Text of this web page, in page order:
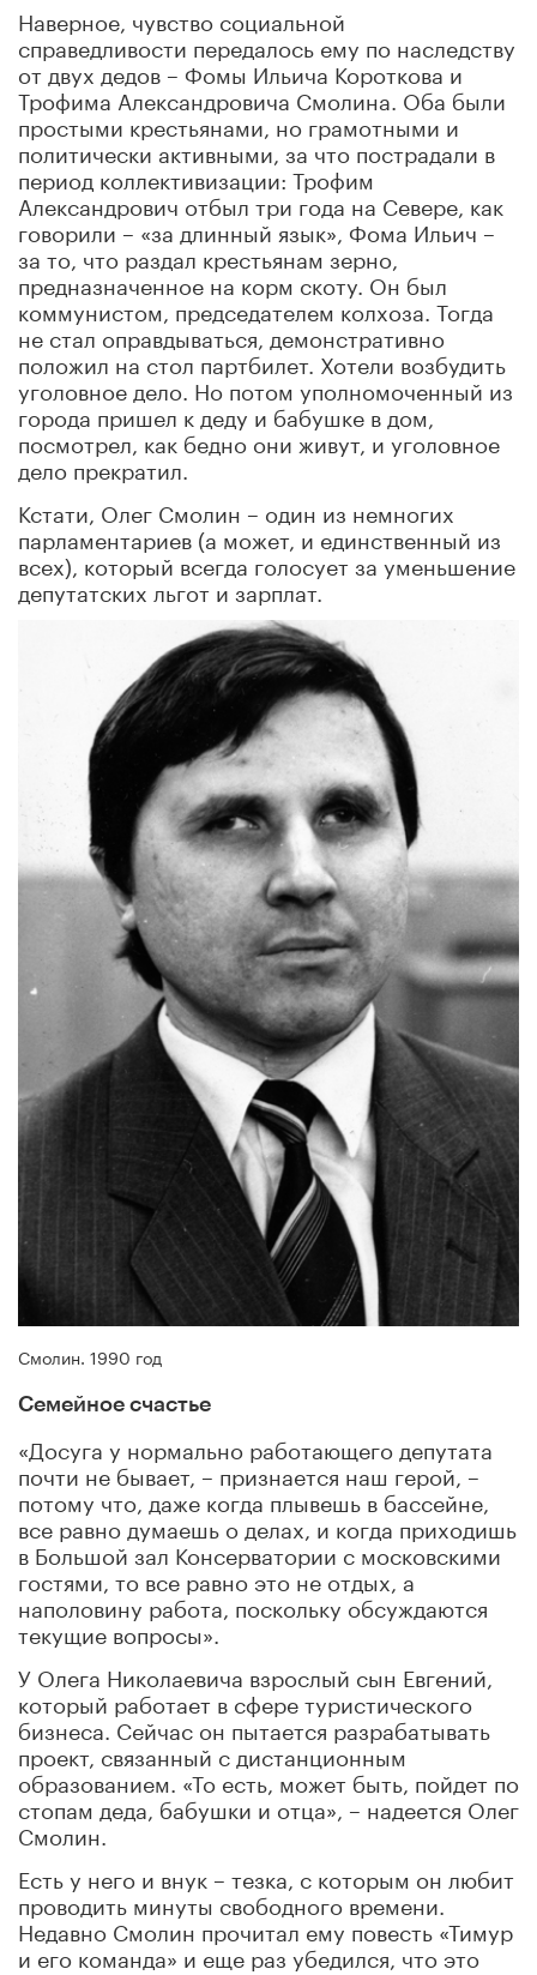
Наверное, чувство социальной
справедливости передалось ему по наследству
от двух дедов – Фомы Ильича Короткова и
Трофима Александровича Смолина. Оба были
простыми крестьянами, но грамотными и
политически активными, за что пострадали в
период коллективизации: Трофим
Александрович отбыл три года на Севере, как
говорили – «за длинный язык», Фома Ильич –
за то, что раздал крестьянам зерно,
предназначенное на корм скоту. Он был
коммунистом, председателем колхоза. Тогда
не стал оправдываться, демонстративно
положил на стол партбилет. Хотели возбудить
уголовное дело. Но потом уполномоченный из
города пришел к деду и бабушке в дом,
посмотрел, как бедно они живут, и уголовное
дело прекратил.
Кстати, Олег Смолин – один из немногих
парламентариев (а может, и единственный из
всех), который всегда голосует за уменьшение
депутатских льгот и зарплат.
Смолин. 1990 год
Семейное счастье
«Досуга у нормально работающего депутата
почти не бывает, – признается наш герой, –
потому что, даже когда плывешь в бассейне,
все равно думаешь о делах, и когда приходишь
в Большой зал Консерватории с московскими
гостями, то все равно это не отдых, а
наполовину работа, поскольку обсуждаются
текущие вопросы».
У Олега Николаевича взрослый сын Евгений,
который работает в сфере туристического
бизнеса. Сейчас он пытается разрабатывать
проект, связанный с дистанционным
образованием. «То есть, может быть, пойдет по
стопам деда, бабушки и отца», – надеется Олег
Смолин.
Есть у него и внук – тезка, с которым он любит
проводить минуты свободного времени.
Недавно Смолин прочитал ему повесть «Тимур
и его команда» и еще раз убедился, что это